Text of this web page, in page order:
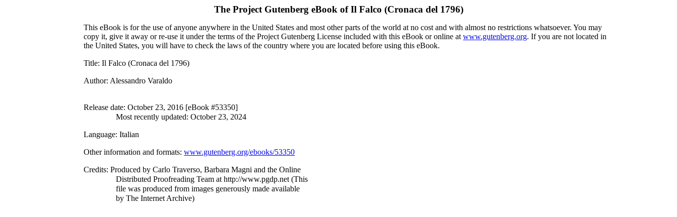
The Project Gutenberg eBook ofIl Falco (Cronaca del 1796)
This eBook is for the use of anyone anywhere in the United States and most other parts of the world at no cost and with almost no restrictions whatsoever. You may
copy it, give it away or re-use it under the terms of the Project Gutenberg License included with this eBook or online atwww.gutenberg.org. If you are not located in
the United States, you will have to check the laws of the country where you are located before using this eBook.
Title: Il Falco (Cronaca del 1796)
Author: Alessandro Varaldo
Release date: October 23, 2016 [eBook #53350]
Most recently updated: October 23, 2024
Language: Italian
Other information and formats:www.gutenberg.org/ebooks/53350
Credits: Produced by Carlo Traverso, Barbara Magni and the Online
Distributed Proofreading Team at http://www.pgdp.net (This
file was produced from images generously made available
by The Internet Archive)